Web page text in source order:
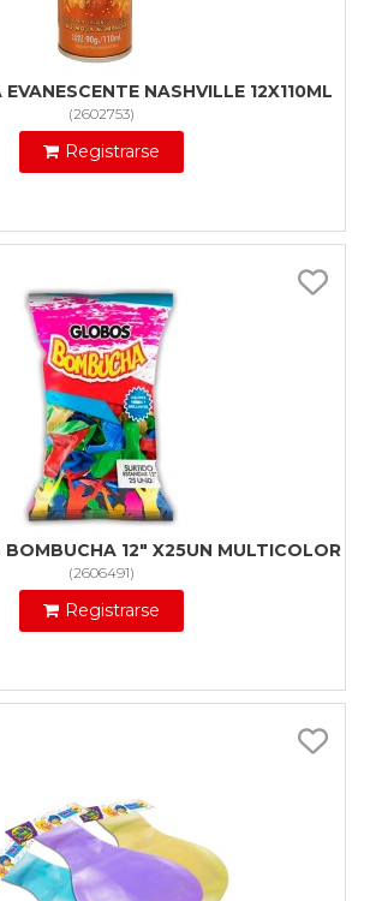
NASHVILLE 12X110ML
(2602753)
Registrarse
12" X25UN MULTICOLOR
(2606491)
Registrarse